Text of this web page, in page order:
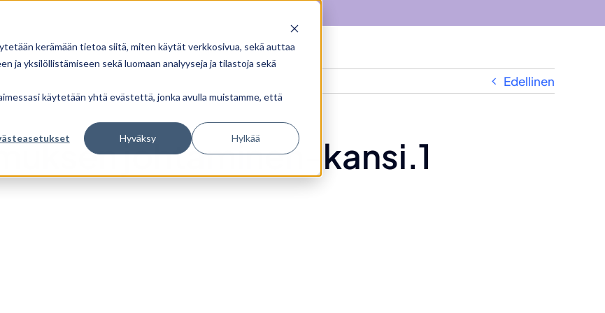
kerämään tietoa siitä, miten käytät verkkosivua, sekä auttaa
ja yksilöllistämiseen sekä luomaan analyyseja ja tilastoja sekä
käytetään yhtä evästettä, jonka avulla muistamme, että
Hyväksy Hylkää
Edellinen
johtaminen-kansi.1